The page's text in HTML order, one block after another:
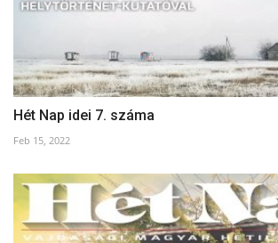
Hét Nap idei 7. száma
Feb 15, 2022